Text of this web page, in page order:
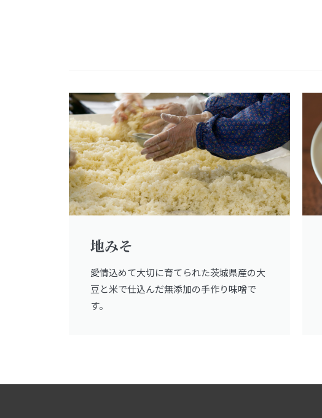
地みそ
愛情込めて大切に育てられた茨城県産の大
豆と米で仕込んだ無添加の手作り味噌で
す。